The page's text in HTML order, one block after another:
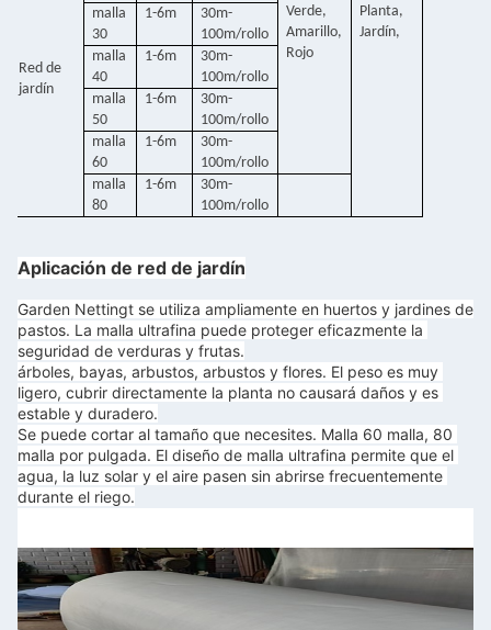
Red de
jardín
Verde,
Amarillo,
Rojo
Planta,
Jardín,
malla
30
1-6m
30m-
100m/rollo
malla
40
1-6m
30m-
100m/rollo
malla
50
1-6m
30m-
100m/rollo
malla
60
1-6m
30m-
100m/rollo
malla
80
1-6m
30m-
100m/rollo
Aplicación de red de jardín
Garden Nettingt se utiliza ampliamente en huertos y jardines de
pastos. La malla ultrafina puede proteger eficazmente la
seguridad de verduras y frutas.
árboles, bayas, arbustos, arbustos y flores. El peso es muy
ligero, cubrir directamente la planta no causará daños y es
estable y duradero.
Se puede cortar al tamaño que necesites. Malla 60 malla, 80
malla por pulgada. El diseño de malla ultrafina permite que el
agua, la luz solar y el aire pasen sin abrirse frecuentemente
durante el riego.